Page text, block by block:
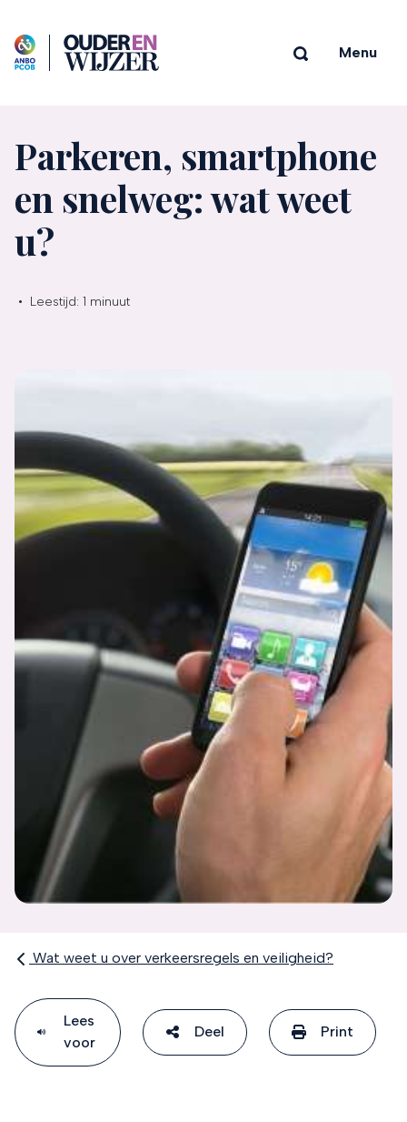
Menu
Parkeren, smartphone
en snelweg: wat weet
u?
• Leestijd: 1 minuut
Wat weet u over verkeersregels en veiligheid?
Lees
voor
Deel Print